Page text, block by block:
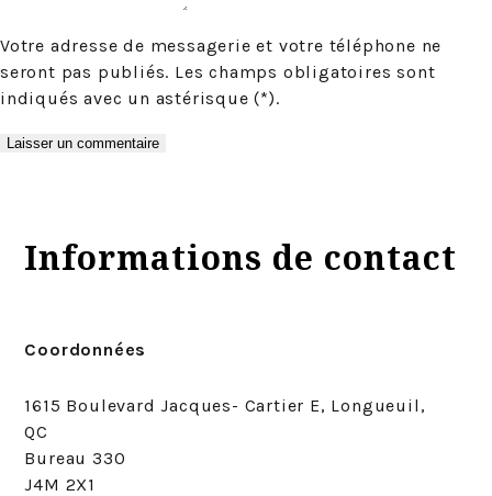
Votre adresse de messagerie et votre téléphone ne
seront pas publiés. Les champs obligatoires sont
indiqués avec un astérisque (*).
Informations de contact
Coordonnées
1615 Boulevard Jacques- Cartier E, Longueuil,
QC
Bureau 330
J4M 2X1